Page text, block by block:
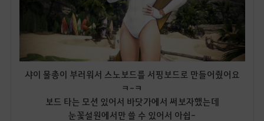
샤이 물총이 부러워서 스노보드를 서핑보드로 만들어줬어요
ㅋ-ㅋ
보드 타는 모션 있어서 바닷가에서 써보자했는데
눈꽃설원에서만 쓸 수 있어서 아쉽-